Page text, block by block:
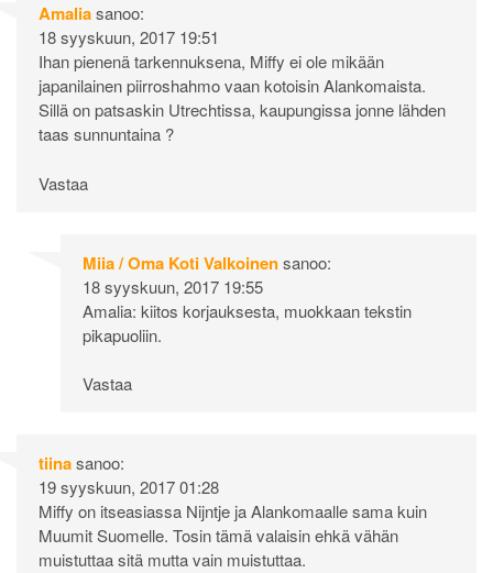
Amaliasanoo:
18 syyskuun, 2017 19:51
Ihan pienenä tarkennuksena, Miffy ei ole mikään
japanilainen piirroshahmo vaan kotoisin Alankomaista.
Sillä on patsaskin Utrechtissa, kaupungissa jonne lähden
taas sunnuntaina ?
Vastaa
Miia / Oma Koti Valkoinensanoo:
18 syyskuun, 2017 19:55
Amalia: kiitos korjauksesta, muokkaan tekstin
pikapuoliin.
Vastaa
tiinasanoo:
19 syyskuun, 2017 01:28
Miffy on itseasiassa Nijntje ja Alankomaalle sama kuin
Muumit Suomelle. Tosin tämä valaisin ehkä vähän
muistuttaa sitä mutta vain muistuttaa.